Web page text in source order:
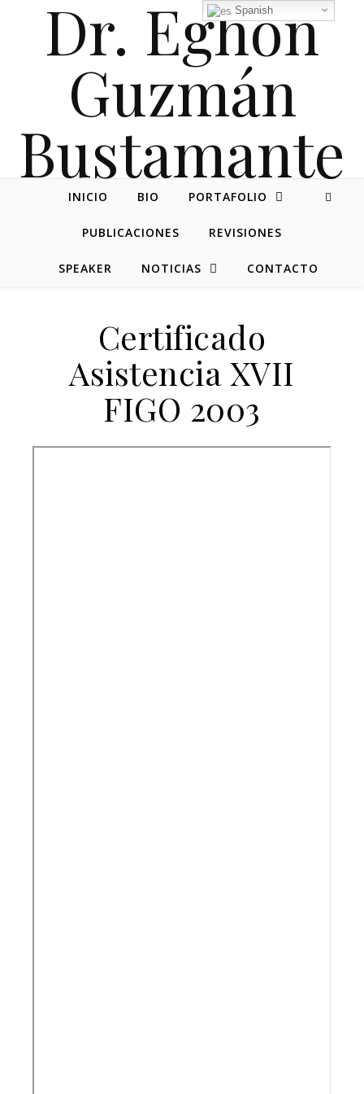
Dr. Eghon
Guzmán
Bustamante
INICIO BIO PORTAFOLIO
PUBLICACIONES REVISIONES
SPEAKER NOTICIAS CONTACTO
Certificado
Asistencia XVII
FIGO 2003
Spanish